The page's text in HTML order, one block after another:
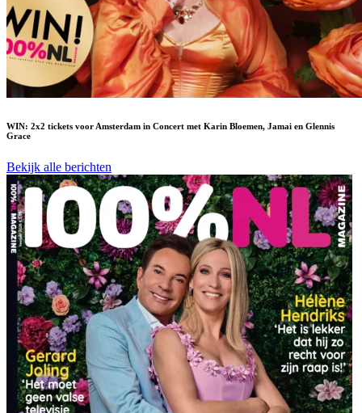
WIN: 2x2 tickets voor Amsterdam in Concert met Karin Bloemen, Jamai en Glennis
Grace
Bekijk alle berichten